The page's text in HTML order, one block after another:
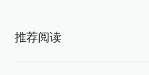
推荐阅读